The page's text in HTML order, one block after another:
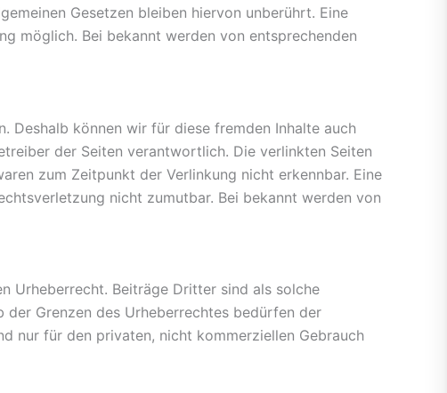
Gesetzen bleiben hiervon unberührt. Eine
möglich. Bei bekannt werden von entsprechenden
Deshalb können wir für diese fremden Inhalte auch
der Seiten verantwortlich. Die verlinkten Seiten
zum Zeitpunkt der Verlinkung nicht erkennbar. Eine
nicht zumutbar. Bei bekannt werden von
Urheberrecht. Beiträge Dritter sind als solche
Grenzen des Urheberrechtes bedürfen der
nur für den privaten, nicht kommerziellen Gebrauch